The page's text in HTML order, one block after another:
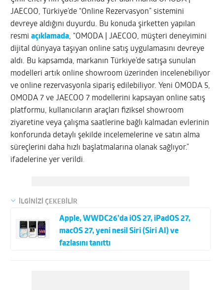
JAECOO, Türkiye’de “Online Rezervasyon” sistemini
devreye aldığını duyurdu. Bu konuda şirketten yapılan
resmiaçıklamada, “OMODA | JAECOO, müşteri deneyimini
dijital dünyaya taşıyan online satış uygulamasını devreye
aldı. Bu kapsamda, markanın Türkiye’de satışa sunulan
modelleri artık online showroom üzerinden incelenebiliyor
ve online rezervasyonla sipariş edilebiliyor. Yeni OMODA 5,
OMODA 7 ve JAECOO 7 modellerini kapsayan online satış
platformu, kullanıcıların araçları fiziksel showroom
ziyaretine veya çalışma saatlerine bağlı kalmadan evlerinin
konforunda detaylı şekilde incelemelerine ve satın alma
süreçlerini daha hızlı başlatmalarına olanak sağlıyor.”
ifadelerine yer verildi.
İLGİNİZİ ÇEKEBİLİR
Apple, WWDC26’da iOS 27, iPadOS 27,
macOS 27, yeni nesil Siri (Siri AI) ve
fazlasını tanıttı